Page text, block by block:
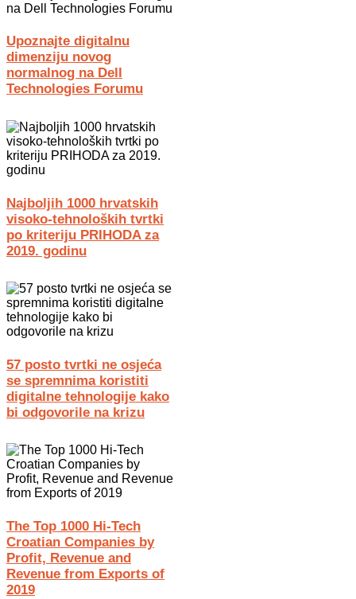
Upoznajte digitalnu
dimenziju novog
normalnog na Dell
Technologies Forumu
Najboljih 1000 hrvatskih
visoko-tehnoloških tvrtki
po kriteriju PRIHODA za
2019. godinu
57 posto tvrtki ne osjeća
se spremnima koristiti
digitalne tehnologije kako
bi odgovorile na krizu
The Top 1000 Hi-Tech
Croatian Companies by
Profit, Revenue and
Revenue from Exports of
2019